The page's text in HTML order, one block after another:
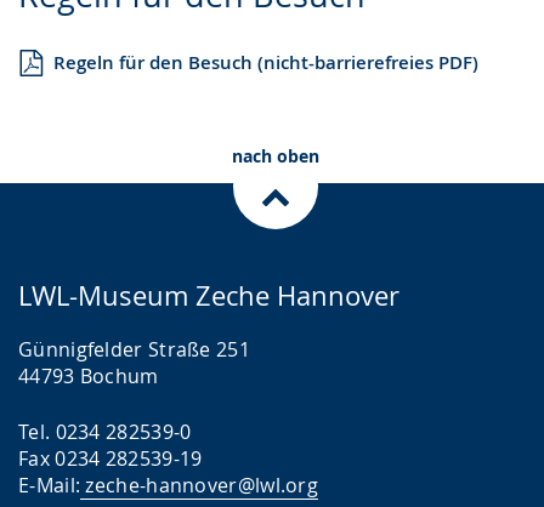
Regeln für den Besuch (nicht-barrierefreies PDF)
wechseln.
Deutscher
angezeigt.
nach oben
LWL-Museum Zeche Hannover
Günnigfelder Straße 251
44793 Bochum
Tel. 0234 282539-0
Fax 0234 282539-19
E-Mail: zeche-hannover@lwl.org